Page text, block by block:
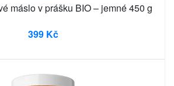
máslo v prášku BIO – jemné 450 g
399 Kč